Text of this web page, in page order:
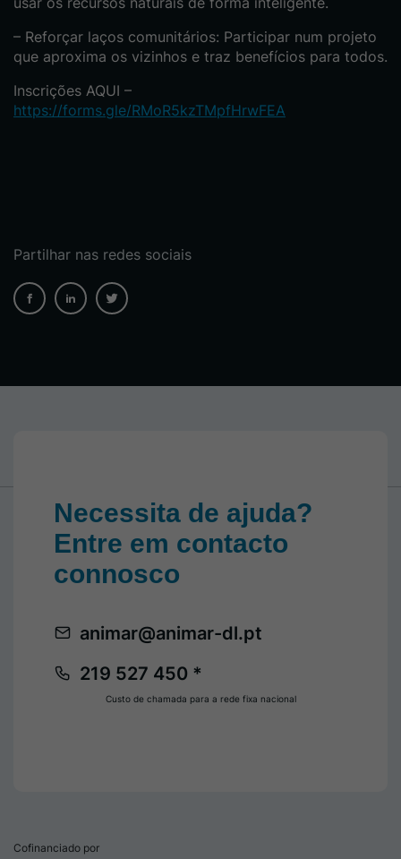
– Reforçar laços comunitários: Participar num projeto
que aproxima os vizinhos e traz benefícios para todos.
Inscrições AQUI –
https://forms.gle/RMoR5kzTMpfHrwFEA
Partilhar nas redes sociais
Necessita de ajuda?
Entre em contacto
connosco
219 527 450 *
animar@animar-dl.pt
Custo de chamada para a rede fixa nacional
Cofinanciado por